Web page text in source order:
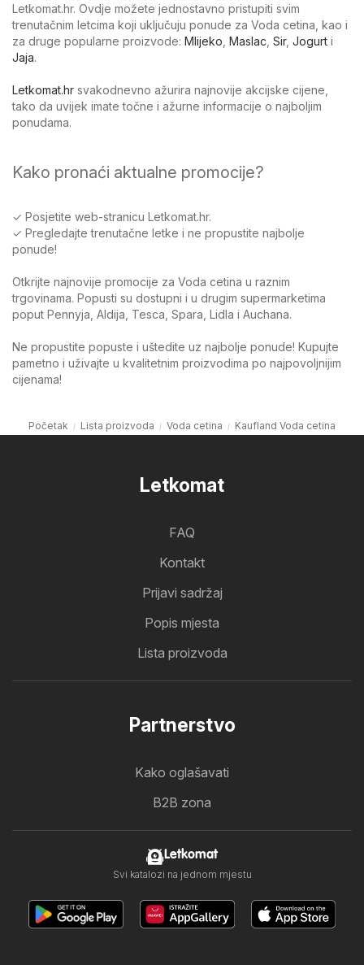
Letkomat.hr. Ovdje možete jednostavno pristupiti svim
trenutačnim letcima koji uključuju ponude za Voda cetina, kao i
za druge popularne proizvode: Mlijeko Maslac Sir, Jogurt i
Jaja.
Letkomat.hr svakodnevno ažurira najnovije akcijske cijene,
tako da uvijek imate točne i ažurne informacije o najboljim
ponudama.
Kako pronaći aktualne promocije?
✓ Posjetite web-stranicu Letkomat.hr.
✓ Pregledajte trenutačne letke i ne propustite najbolje
ponude!
Otkrijte najnovije promocije za Voda cetina u raznim
trgovinama. Popusti su dostupni i u drugim supermarketima
poput Pennyja, Aldija, Tesca, Spara, Lidla i Auchana.
Ne propustite popuste i uštedite uz najbolje ponude! Kupujte
pametno i uživajte u kvalitetnim proizvodima po najpovoljnijim
cijenama!
Početak Lista proizvoda Voda cetina Kaufland Voda cetina
Letkomat
FAQ
Kontakt
Prijavi sadržaj
Popis mjesta
Lista proizvoda
Partnerstvo
Kako oglašavati
B2B zona
Letkomat
Svi katalozi na jednom mjestu